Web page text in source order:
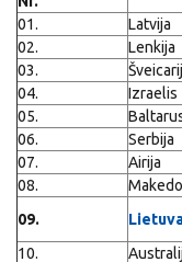
01.
Latvija
02.
Lenkija
03.
04.
Izraelis
05.
06.
Serbija
07.
Airija
08.
09.
10.